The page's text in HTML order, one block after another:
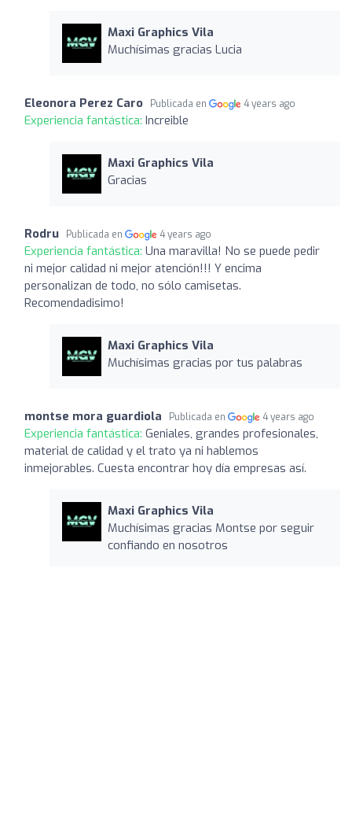
Maxi Graphics Vila
Muchísimas gracias Lucia
Eleonora Perez Caro Publicada en 4 years ago
Experiencia fantástica: Increible
Maxi Graphics Vila
Gracias
Rodru Publicada en 4 years ago
Experiencia fantástica: Una maravilla! No se puede pedir
ni mejor calidad ni mejor atención!!! Y encima
personalizan de todo, no sólo camisetas.
Recomendadisimo!
Maxi Graphics Vila
Muchísimas gracias por tus palabras
montse mora guardiola Publicada en 4 years ago
Experiencia fantástica: Geniales, grandes profesionales,
material de calidad y el trato ya ni hablemos
inmejorables. Cuesta encontrar hoy día empresas así.
Maxi Graphics Vila
Muchísimas gracias Montse por seguir
confiando en nosotros